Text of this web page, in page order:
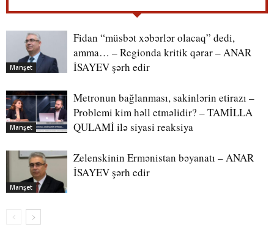
Manşet
Fidan “müsbət xəbərlər olacaq” dedi,
amma… – Regionda kritik qərar – ANAR
İSAYEV şərh edir
Manşet
Metronun bağlanması, sakinlərin etirazı –
Problemi kim həll etməlidir? – TAMİLLA
QULAMİ ilə siyasi reaksiya
Manşet
Zelenskinin Ermənistan bəyanatı – ANAR
İSAYEV şərh edir